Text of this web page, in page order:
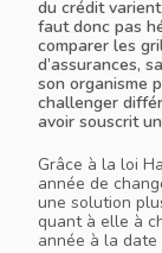
du crédit
faut donc pas
comparer les
d’assurances,
son organisme
challenger
avoir souscrit
Grâce à la loi
année de
une solution
quant à elle à
année à la